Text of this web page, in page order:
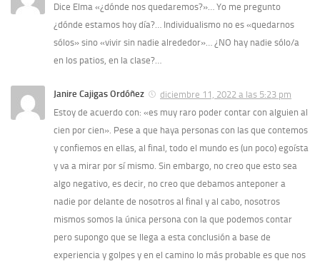
Dice Elma «¿dónde nos quedaremos?»… Yo me pregunto
¿dónde estamos hoy día?… Individualismo no es «quedarnos
sólos» sino «vivir sin nadie alrededor»… ¿NO hay nadie sólo/a
en los patios, en la clase?…
Janire Cajigas Ordóñez
diciembre 11, 2022 a las 5:23 pm
Estoy de acuerdo con: «es muy raro poder contar con alguien al
cien por cien». Pese a que haya personas con las que contemos
y confiemos en ellas, al final, todo el mundo es (un poco) egoísta
y va a mirar por sí mismo. Sin embargo, no creo que esto sea
algo negativo, es decir, no creo que debamos anteponer a
nadie por delante de nosotros al final y al cabo, nosotros
mismos somos la única persona con la que podemos contar
pero supongo que se llega a esta conclusión a base de
experiencia y golpes y en el camino lo más probable es que nos